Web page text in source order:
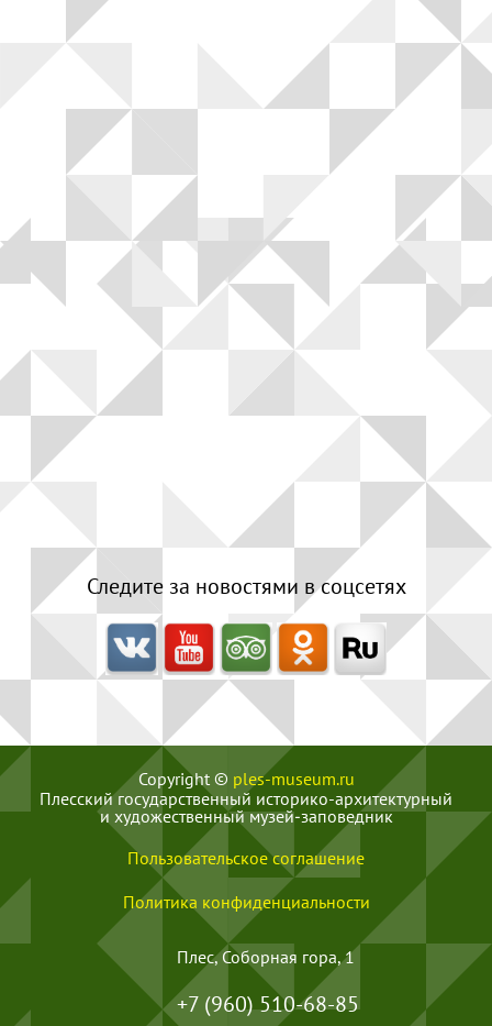
Следите за новостями в соцсетях
Copyright © ples-museum.ru
Плесский государственный историко-архитектурный
и художественный музей‑заповедник
Пользовательское соглашение
Политика конфиденциальности
Плес, Соборная гора, 1
+7 (960) 510-68-85